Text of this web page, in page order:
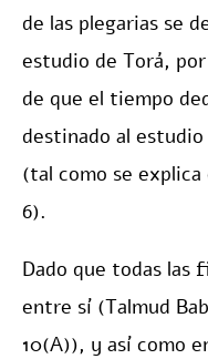
de las plegarias se
estudio de Torá,
de que el tiempo
destinado al estudio
(tal como se explica
6).
Dado que todas las
entre sí (Talmud
10(A)), y así como